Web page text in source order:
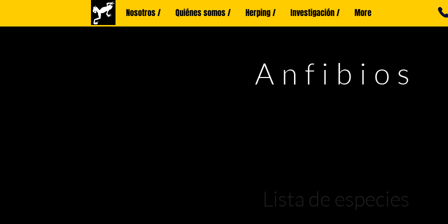
Nosotros / Quiénes somos / Herping / Investigación / More
Anfibios
Lista de especies